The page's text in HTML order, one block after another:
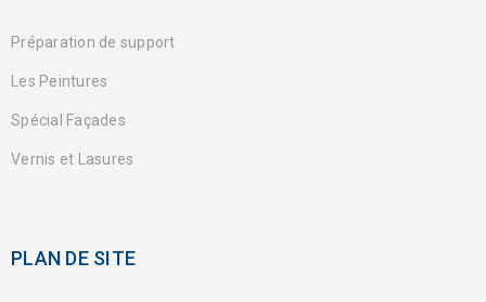
Préparation de support
Les Peintures
Spécial Façades
Vernis et Lasures
PLAN DE SITE